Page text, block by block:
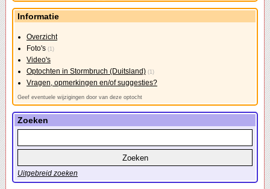
Informatie
Overzicht
Foto's (1)
Video's
Optochten in Stormbruch (Duitsland) (1)
Vragen, opmerkingen en/of suggesties?
Geef eventuele wijzigingen door van deze optocht
Zoeken
Uitgebreid zoeken